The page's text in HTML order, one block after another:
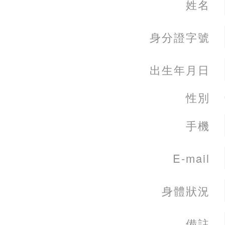
姓名
身分證字號
出生年月日
性別
手機
E-mail
身體狀況